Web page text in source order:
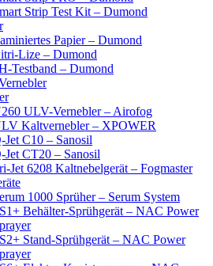
Strip Test Kit – Dumond
Papier – Dumond
Lize – Dumond
Testband – Dumond
ULV-Vernebler – Airofog
Kaltvernebler – XPOWER
Jet C10 – Sanosil
Jet CT20 – Sanosil
Jet 6208 Kaltnebelgerät – Fogmaster
1000 Sprüher – Serum System
Behälter-Sprühgerät – NAC Power
Stand-Sprühgerät – NAC Power